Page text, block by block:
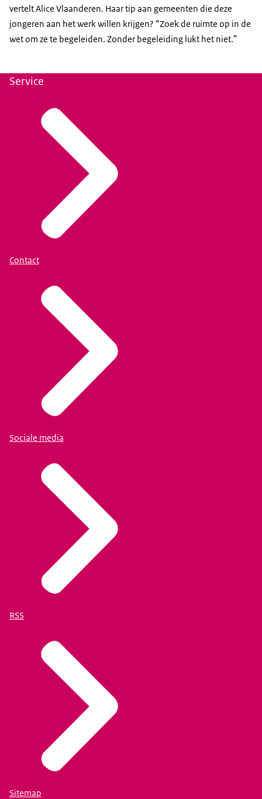
vertelt Alice Vlaanderen. Haar tip aan gemeenten die deze
jongeren aan het werk willen krijgen? “Zoek de ruimte op in de
wet om ze te begeleiden. Zonder begeleiding lukt het niet.”
Service
Contact
Sociale media
RSS
Sitemap